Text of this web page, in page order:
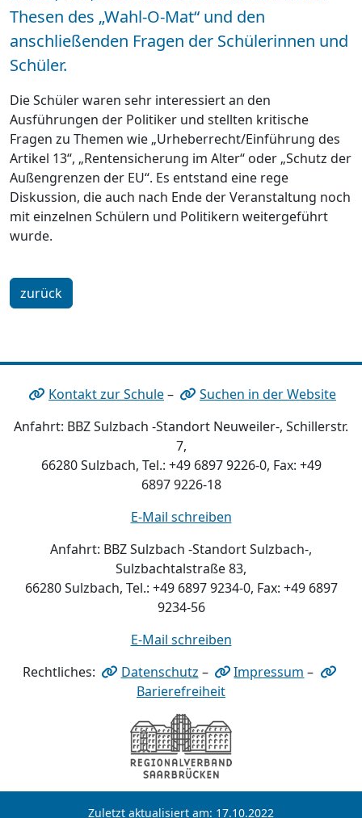
Thesen des „Wahl-O-Mat“ und den
anschließenden Fragen der Schülerinnen und
Schüler.
Die Schüler waren sehr interessiert an den
Ausführungen der Politiker und stellten kritische
Fragen zu Themen wie „Urheberrecht/Einführung des
Artikel 13“, „Rentensicherung im Alter“ oder „Schutz der
Außengrenzen der EU“. Es entstand eine rege
Diskussion, die auch nach Ende der Veranstaltung noch
mit einzelnen Schülern und Politikern weitergeführt
wurde.
zurück
Kontakt zur Schule–
Suchen in der Website
Anfahrt: BBZ Sulzbach -Standort Neuweiler-, Schillerstr.
7,
66280 Sulzbach, Tel.: +49 6897 9226-0, Fax: +49
6897 9226-18
E-Mail schreiben
Anfahrt: BBZ Sulzbach -Standort Sulzbach-,
Sulzbachtalstraße 83,
66280 Sulzbach, Tel.: +49 6897 9234-0, Fax: +49 6897
9234-56
E-Mail schreiben
Rechtliches:
Datenschutz – Impressum –
Barierefreiheit
Zuletzt aktualisiert am: 17.10.2022